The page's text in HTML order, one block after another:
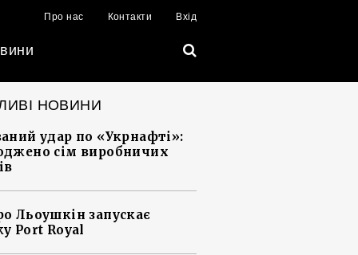
Про нас Контакти Вхід
НОВИНИ
удар по «Укрнафті»:
сім виробничих
Льоушкін запускає
Port Royal